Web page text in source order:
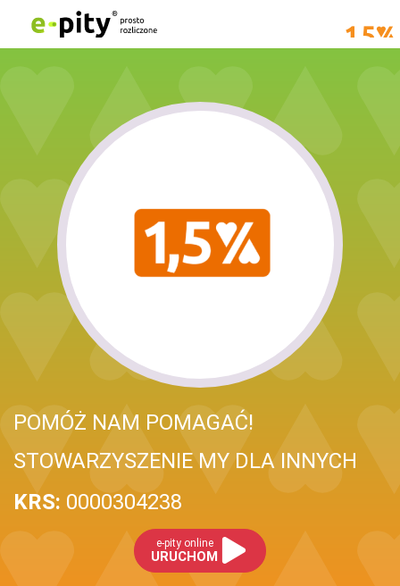
POMÓŻ NAM POMAGAĆ!
STOWARZYSZENIE MY DLA INNYCH
KRS: 0000304238
e-pity online
URUCHOM